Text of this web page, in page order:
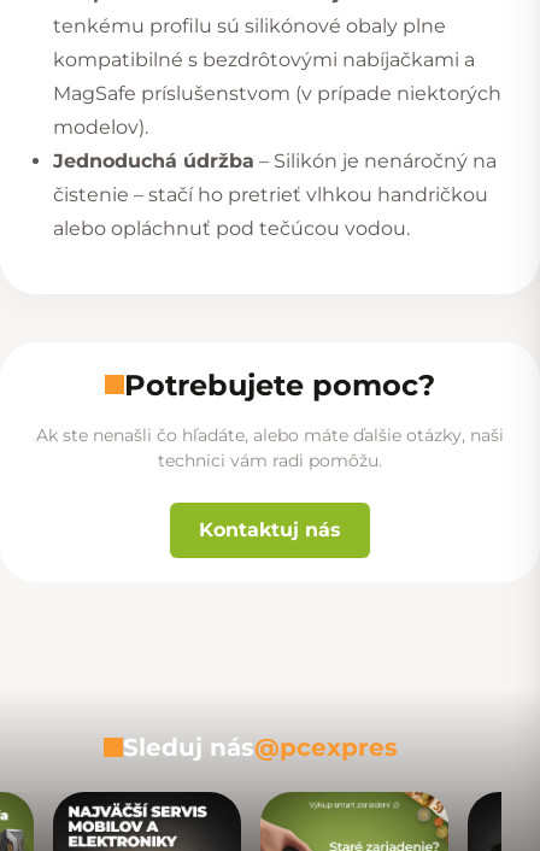
tenkému profilu sú silikónové obaly plne
kompatibilné s bezdrôtovými nabíjačkami a
MagSafe príslušenstvom (v prípade niektorých
modelov).
Jednoduchá údržba – Silikón je nenáročný na
čistenie – stačí ho pretrieť vlhkou handričkou
alebo opláchnuť pod tečúcou vodou.
Potrebujete pomoc?
Ak ste nenašli čo hľadáte, alebo máte ďalšie otázky, naši
technici vám radi pomôžu.
Kontaktuj nás
Sleduj nás@pcexpres